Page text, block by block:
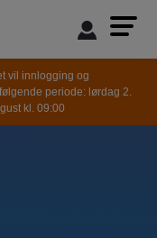
vil innlogging og
periode: lørdag 2.
kl. 09:00